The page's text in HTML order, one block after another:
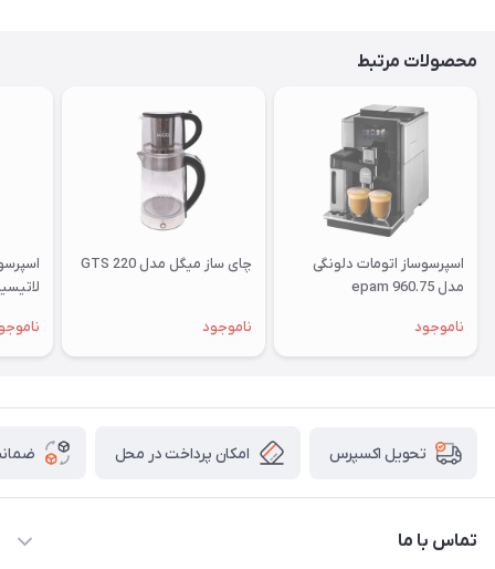
محصولات مرتبط
اسپرسوساز اتومات دلونگی
مدل epam 960.75
ناموجود
چای ساز میگل مدل GTS 220
ناموجود
تحویل اکسپرس امکان پرداخت در محل
تماس با ما